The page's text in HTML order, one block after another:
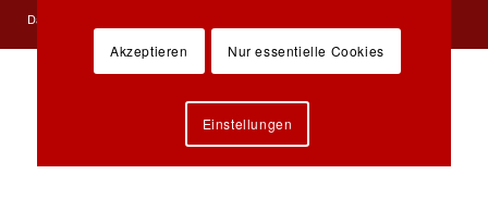
Datenschutzerklärung
Akzeptieren Nur essentielle Cookies
Einstellungen